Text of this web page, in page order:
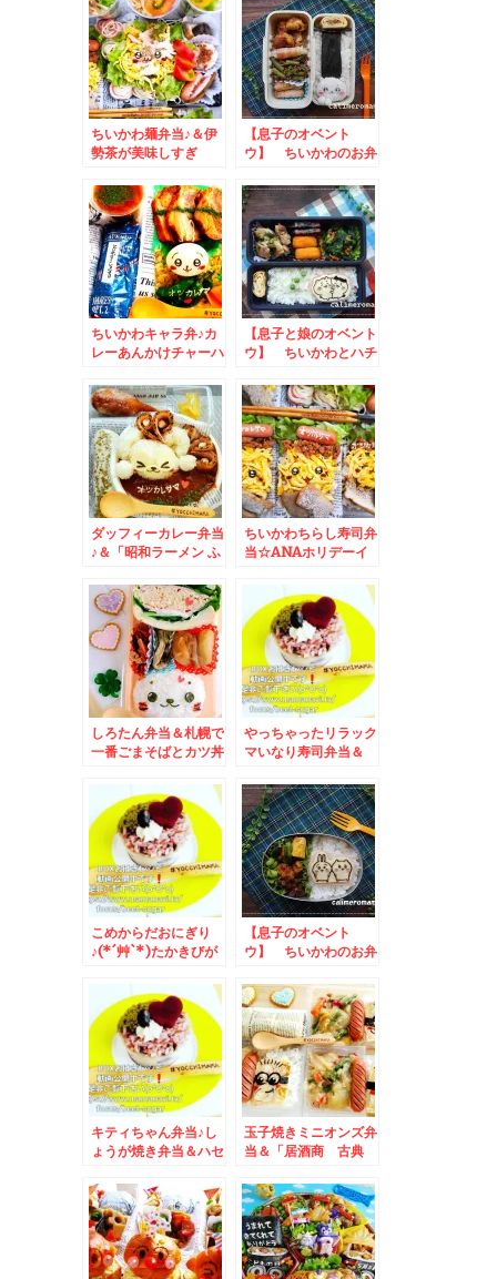
ン」のお料理が凄すぎ
るっ！！
☆
ちいかわ麺弁当♪＆伊
勢茶が美味しすぎ
【息子のオベント
ウ】 ちいかわのお弁
ン弁当フォトコンテス
ト
ちいかわキャラ弁♪カ
レーあんかけチャーハ
和の香」さんの絶品ラ
ンチ！！！食べたぁ＾
＾♪
【息子と娘のオベント
ウ】 ちいかわとハチ
ダッフィーカレー弁当
♪＆「昭和ラーメン ふ
ン！？絶品旭川醤油ラ
ーメン♪
ちいかわちらし寿司弁
当☆ANAホリデーイ
チバイキング♪
しろたん弁当＆札幌で
一番ごまそばとカツ丼
代」さんで五目蕎麦と
かつ皿をいただく(*
´艸`*)
やっちゃったリラック
マいなり寿司弁当＆
日の日替わり」で天丼
も激ウマな件♪
こめからだおにぎり
♪(*´艸`*)たかきびが
米にぎり♪＆私お勧め
のご飯が進むおかずレ
シピ
【息子のオベント
ウ】 ちいかわのお弁
キティちゃん弁当♪し
ょうが焼き弁当＆ハセ
り弁当」「塩タレ」が
一番好き(*´艸`*)
玉子焼きミニオンズ弁
当＆「居酒商 古典
ンチ♪今日は何でしょ
う＾＾